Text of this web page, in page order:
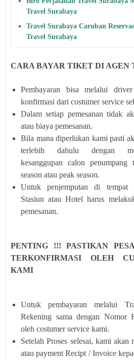
Travel Surabaya
Travel Surabaya Caruban
Travel Surabaya
CARA BAYAR TIKET DI AGEN
Pembayaran bisa melalui
konfirmasi dari costumer service
Dalam setiap pemesanan tidak
atau biaya pemesanan.
Bila mana diperlukan kami pasti
terlebih dahulu dengan
kesanggupan calon penumpang
season atau peak season.
Untuk penjemputan di tempat
Stasiun atau Hotel harus
pemesanan.
PENTING !!! PASTIKAN
TERKONFIRMASI OLEH
KAMI
Untuk pembayaran melalui
Rekening sama dengan Nomor
oleh costumer service kami.
Setelah Proses selesai, kami akan
atau payment Recipt / Invoice